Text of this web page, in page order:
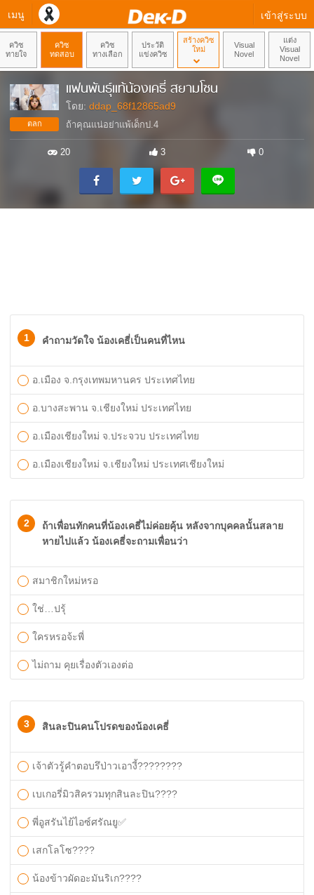
เมนู เข้าสู่ระบบ
ควิซ
ทายใจ
ควิซ
ทดสอบ
ควิซ
ทางเลือก
ประวัติ
แข่งควิซ
สร้างควิซ
ใหม่
Visual
Novel
แต่ง
Visual
Novel
ตลก
แฟนพันธุ์แท้น้องเคธี่ สยามโซน
โดย: ddap_68f12865ad9
ถ้าคุณแน่อย่าแพ้เด็กป.4
20 3 0
1 คำถามวัดใจ น้องเคธี่เป็นคนที่ไหน
อ.เมือง จ.กรุงเทพมหานคร ประเทศไทย
อ.บางสะพาน จ.เชียงใหม่ ประเทศไทย
อ.เมืองเชียงใหม่ จ.ประจวบ ประเทศไทย
อ.เมืองเชียงใหม่ จ.เชียงใหม่ ประเทศเชียงใหม่
2
ถ้าเพื่อนทักคนที่น้องเคธี่ไม่ค่อยคุ้น หลังจากบุคคลนั้นสลาย
หายไปแล้ว น้องเคธี่จะถามเพื่อนว่า
สมาชิกใหม่หรอ
ใช่…ปรุ้
ใครหรอจ้ะพี่
ไม่ถาม คุยเรื่องตัวเองต่อ
3 สินละปินคนโปรดของน้องเคธี่
เจ้าตัวรู้คำตอบรึป่าวเอางี้????????
เบเกอรี่มิวสิครวมทุกสินละปิน????
พี่อูสรันไย้ไอซ์ศรัณยู✅
เสกโลโซ????
น้องข้าวผัดอะมันริเก????